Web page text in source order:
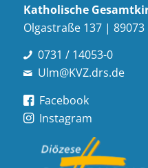
Katholische
Olgastraße 137 | 89073
0731 / 14053-0
Ulm@KVZ.drs.de
Facebook
Instagram